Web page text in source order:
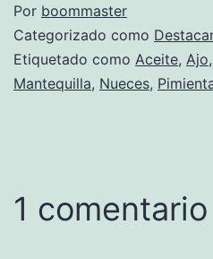
Por boommaster
Categorizado como
Etiquetado como Aceite, Ajo,
Mantequilla, Nueces,
1 comentario